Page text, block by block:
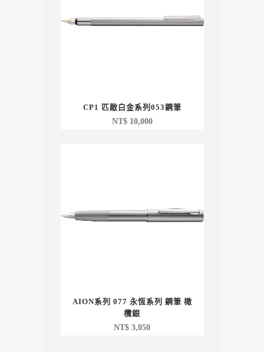
CP1 匹敵白金系列053鋼筆
NT$10,000
AION系列 077 永恆系列 鋼筆 橄
欖銀
NT$ 3,050